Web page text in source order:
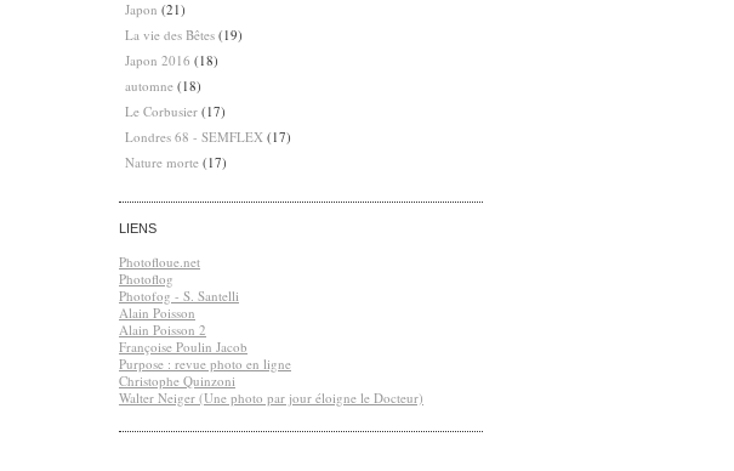
Japon (21)
La vie des Bêtes (19)
Japon 2016 (18)
automne (18)
Le Corbusier (17)
Londres 68 - SEMFLEX (17)
Nature morte (17)
LIENS
Photofloue.net
Photoflog
Photofog - S. Santelli
Alain Poisson
Alain Poisson 2
Françoise Poulin Jacob
Purpose : revue photo en ligne
Christophe Quinzoni
Walter Neiger (Une photo par jour éloigne le Docteur)